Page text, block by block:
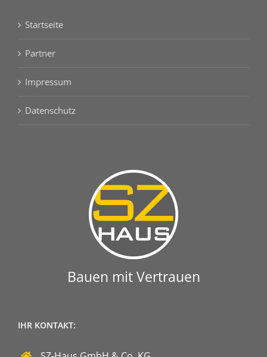
Startseite
Partner
Impressum
Datenschutz
Bauen mit Vertrauen
IHR KONTAKT: